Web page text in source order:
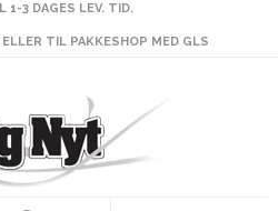
1-3 DAGES LEV. TID.
TIL PAKKESHOP MED GLS